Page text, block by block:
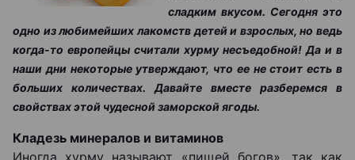
сладким вкусом. Сегодня это
одно из любимейших лакомств детей и взрослых, но ведь
когда-то европейцы считали хурму несъедобной! Да и в
наши дни некоторые утверждают, что ее не стоит есть в
больших количествах. Давайте вместе разберемся в
свойствах этой чудесной заморской ягоды.
Кладезь минералов и витаминов
Иногда хурму называют «пищей богов», так как